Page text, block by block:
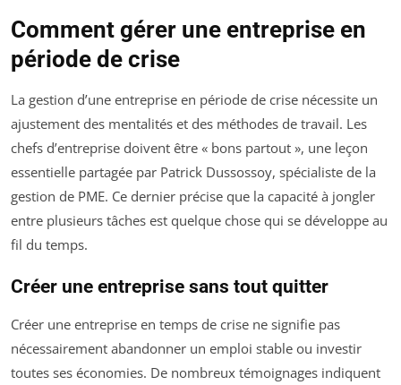
Comment gérer une entreprise en
période de crise
La gestion d’une entreprise en période de crise nécessite un
ajustement des mentalités et des méthodes de travail. Les
chefs d’entreprise doivent être « bons partout », une leçon
essentielle partagée par Patrick Dussossoy, spécialiste de la
gestion de PME. Ce dernier précise que la capacité à jongler
entre plusieurs tâches est quelque chose qui se développe au
fil du temps.
Créer une entreprise sans tout quitter
Créer une entreprise en temps de crise ne signifie pas
nécessairement abandonner un emploi stable ou investir
toutes ses économies. De nombreux témoignages indiquent